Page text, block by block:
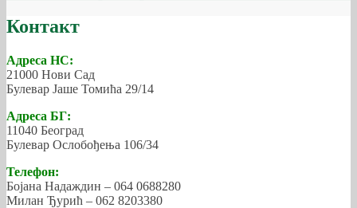
Контакт
Адреса НС:
21000 Нови Сад
Булевар Јаше Томића 29/14
Адреса БГ:
11040 Београд
Булевар Ослобођења 106/34
Телефон:
Бојана Надаждин – 064 0688280
Милан Ђурић – 062 8203380